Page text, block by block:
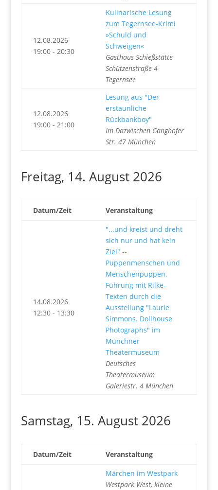
12.08.2026
19:00 - 20:30
Kulinarische Lesung
zum Tegernsee-Krimi
»Schuld und
Schweigen«
Gasthaus Schießstätte
Schützenstraße 4
Tegernsee
12.08.2026
19:00 - 21:00
Lesung aus "Der
erstaunliche
Rückbankboy"
Im Dazwischen Ganghofer
Str. 47 München
Freitag, 14. August 2026
Datum/Zeit Veranstaltung
14.08.2026
12:30 - 13:30
"...und kreist und dreht
sich nur und hat kein
Ziel" --
Puppenmenschen und
Menschenpuppen.
Führung mit Rilke-
Texten durch die
Ausstellung "Laurie
Simmons. Dollhouse
Photographs" im
Münchner
Theatermuseum
Deutsches
Theatermuseum
Galeriestr. 4 München
Samstag, 15. August 2026
Datum/Zeit Veranstaltung
Märchen im Westpark
Westpark West, kleine